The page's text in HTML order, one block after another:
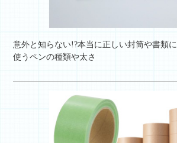
意外と知らない!?本当に正しい封筒や書類に
使うペンの種類や太さ